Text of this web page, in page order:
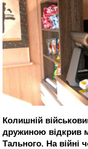
Колишній
дружиною відкрив
Тального. На війні